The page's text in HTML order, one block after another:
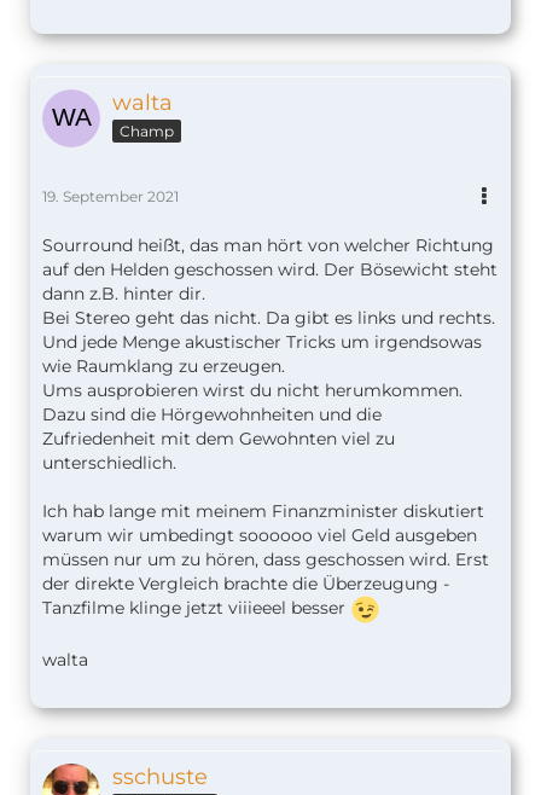
walta
Champ
19. September 2021
Sourround heißt, das man hört von welcher Richtung
auf den Helden geschossen wird. Der Bösewicht steht
dann z.B. hinter dir.
Bei Stereo geht das nicht. Da gibt es links und rechts.
Und jede Menge akustischer Tricks um irgendsowas
wie Raumklang zu erzeugen.
Ums ausprobieren wirst du nicht herumkommen.
Dazu sind die Hörgewohnheiten und die
Zufriedenheit mit dem Gewohnten viel zu
unterschiedlich.
Ich hab lange mit meinem Finanzminister diskutiert
warum wir umbedingt soooooo viel Geld ausgeben
müssen nur um zu hören, dass geschossen wird. Erst
der direkte Vergleich brachte die Überzeugung -
Tanzfilme klinge jetzt viiieeel besser
walta
sschuste